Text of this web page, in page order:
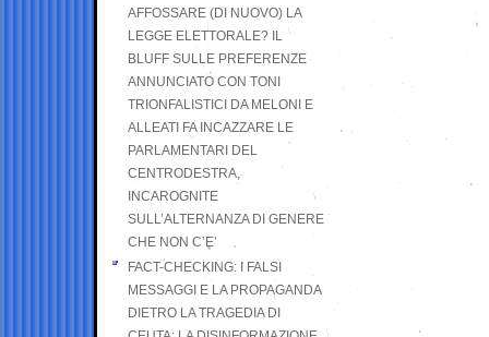
AFFOSSARE (DI NUOVO) LA
LEGGE ELETTORALE? IL
BLUFF SULLE PREFERENZE
ANNUNCIATO CON TONI
TRIONFALISTICI DA MELONI E
ALLEATI FA INCAZZARE LE
PARLAMENTARI DEL
CENTRODESTRA,
INCAROGNITE
SULL’ALTERNANZA DI GENERE
CHE NON C’E’
FACT-CHECKING: I FALSI
MESSAGGI E LA PROPAGANDA
DIETRO LA TRAGEDIA DI